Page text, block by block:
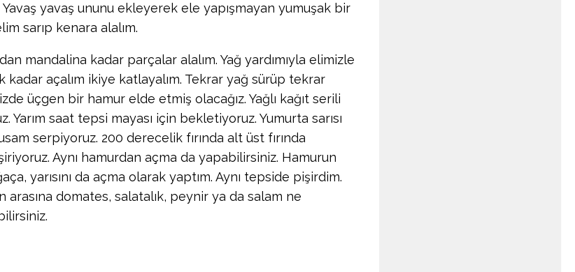
Yavaş yavaş ununu ekleyerek ele yapışmayan yumuşak bir
sarıp kenara alalım.
mandalina kadar parçalar alalım. Yağ yardımıyla elimizle
kadar açalım ikiye katlayalım. Tekrar yağ sürüp tekrar
üçgen bir hamur elde etmiş olacağız. Yağlı kağıt serili
Yarım saat tepsi mayası için bekletiyoruz. Yumurta sarısı
serpiyoruz. 200 derecelik fırında alt üst fırında
Aynı hamurdan açma da yapabilirsiniz. Hamurun
yarısını da açma olarak yaptım. Aynı tepside pişirdim.
arasına domates, salatalık, peynir ya da salam ne